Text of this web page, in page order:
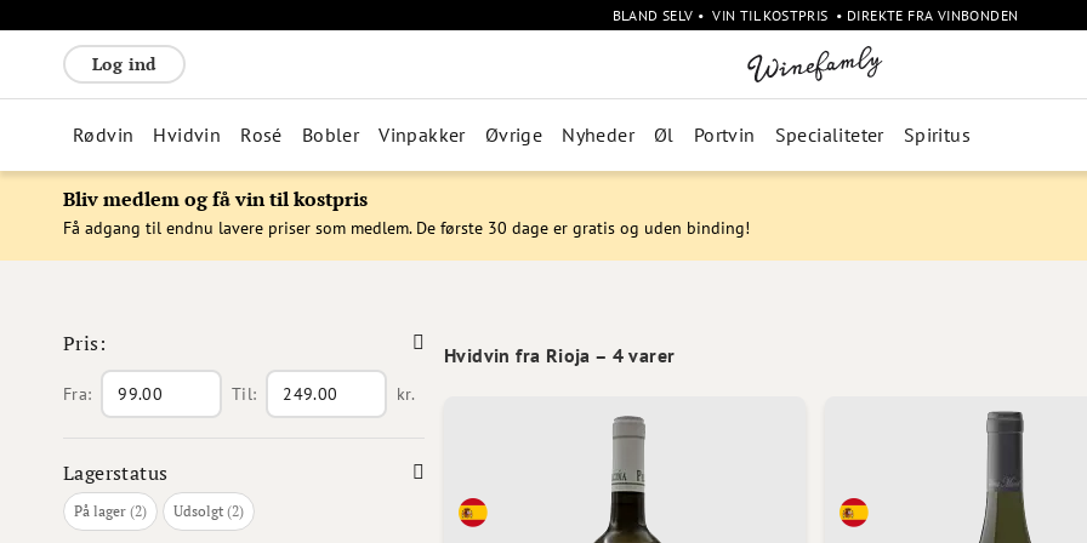
BLAND SELV • VIN TIL KOSTPRIS • DIREKTE FRA VINBONDEN
Log ind
Rødvin Hvidvin Rosé Bobler Vinpakker Øvrige Nyheder Øl Portvin Specialiteter Spiritus
Bliv medlem og få vin til kostpris
Få adgang til endnu lavere priser som medlem. De første 30 dage er gratis og uden binding!
Pris:
Fra: Til: kr.
Lagerstatus
På lager 2
varer Udsolgt 2
varer
Hvidvin fra Rioja – 4 varer